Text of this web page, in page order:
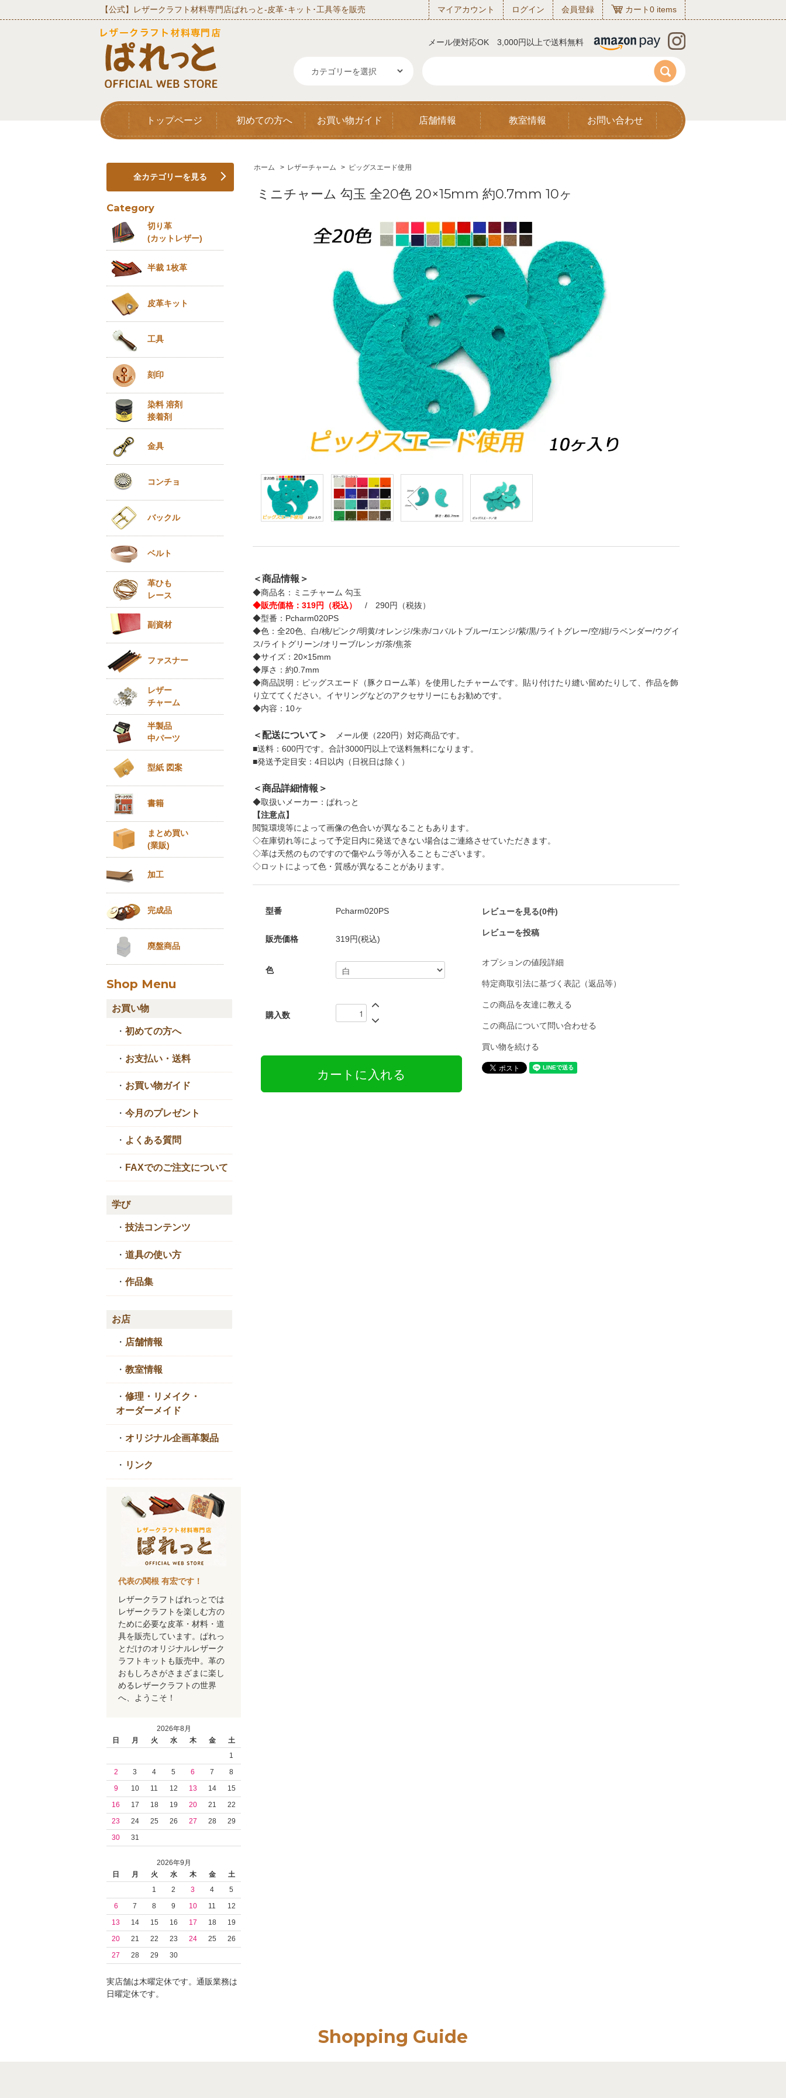
【公式】レザークラフト材料専門店ぱれっと‐皮革･キット･工具等を販売 マイアカウント ログイン 会員登録 カート0 items
メール便対応OK 3,000円以上で送料無料
トップページ 初めての方へ お買い物ガイド 店舗情報 教室情報 お問い合わせ
ホーム > レザーチャーム > ピッグスエード使用
ミニチャーム 勾玉 全20色 20×15mm 約0.7mm 10ヶ
＜商品情報＞
◆商品名：ミニチャーム 勾玉
◆販売価格：319円（税込）
/ 290円（税抜）
◆型番：Pcharm020PS
◆色：全20色、白/桃/ピンク/明黄/オレンジ/朱赤/コバルトブルー/エンジ/紫/黒/ライトグレー/空/紺/ラベンダー/ウグイ
ス/ライトグリーン/オリーブ/レンガ/茶/焦茶
◆サイズ：20×15mm
◆厚さ：約0.7mm
◆商品説明：ピッグスエード（豚クローム革）を使用したチャームです。貼り付けたり縫い留めたりして、作品を飾
り立ててください。イヤリングなどのアクセサリーにもお勧めです。
◆内容：10ヶ
＜配送について＞
メール便（220円）対応商品です。
■送料：600円です。合計3000円以上で送料無料になります。
■発送予定目安：4日以内（日祝日は除く）
＜商品詳細情報＞
◆取扱いメーカー：ぱれっと
【注意点】
閲覧環境等によって画像の色合いが異なることもあります。
◇在庫切れ等によって予定日内に発送できない場合はご連絡させていただきます。
◇革は天然のものですので傷やムラ等が入ることもございます。
◇ロットによって色・質感が異なることがあります。
型番 Pcharm020PS
販売価格 319円(税込)
色
購入数
レビューを見る(0件)
レビューを投稿
オプションの値段詳細
特定商取引法に基づく表記（返品等）
この商品を友達に教える
この商品について問い合わせる
買い物を続ける
全カテゴリーを見る
Category
切り革
(カットレザー)
半裁 1枚革
皮革キット
工具
刻印
染料 溶剤
接着剤
金具
コンチョ
バックル
ベルト
革ひも
レース
副資材
ファスナー
レザー
チャーム
半製品
中パーツ
型紙 図案
書籍
まとめ買い
(業販)
加工
完成品
廃盤商品
Shop Menu
お買い物
・ 初めての方へ
・ お支払い・送料
・ お買い物ガイド
・ 今月のプレゼント
・ よくある質問
・ FAXでのご注文について
学び
・ 技法コンテンツ
・ 道具の使い方
・ 作品集
お店
・ 店舗情報
・ 教室情報
・ 修理・リメイク・
オーダーメイド
・ オリジナル企画革製品
・ リンク
代表の関根 有宏です！
レザークラフトぱれっとでは
レザークラフトを楽しむ方の
ために必要な皮革・材料・道
具を販売しています。ぱれっ
とだけのオリジナルレザーク
ラフトキットも販売中。革の
おもしろさがさまざまに楽し
めるレザークラフトの世界
へ、ようこそ！
2026年8月
日
月 火 水 木 金
土
1
2
3 4 5 6 7
8
9
10 11 12 13 14
15
16
17 18 19 20 21
22
23
24 25 26 27 28
29
30
31
2026年9月
日
月 火 水 木 金
土
1
2 3 4
5
6
7 8 9 10 11
12
13
14 15 16 17 18
19
20
21 22 23 24 25
26
27
28 29 30
実店舗は木曜定休です。通販業務は
日曜定休です。
Shopping Guide